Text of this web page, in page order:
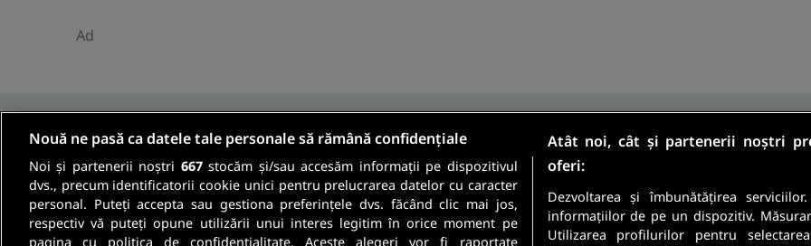
Ad
Fii informat
Aboneaza-te la newsletter-ul nostru si primeste cele mai recente
Sunt angajator
Nouă ne pasă ca datele tale personale să rămână confidențiale
Noi și partenerii noștri 667stocăm și/sau accesăm informații pe dispozitivul
dvs., precum identificatorii cookie unici pentru prelucrarea datelor cu caracter
personal. Puteți accepta sau gestiona preferințele dvs. făcând clic mai jos,
respectiv vă puteți opune utilizării unui interes legitim în orice moment pe
pagina cu politica de confidențialitate. Aceste alegeri vor fi raportate
Atât noi, cât și partenerii noștri
oferi:
Dezvoltarea și îmbunătățirea
informațiilor de pe un dispozitiv.
Utilizarea profilurilor pentru